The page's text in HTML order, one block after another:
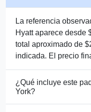
La referencia
Hyatt aparece desde
total aproximado de
indicada. El precio
¿Qué incluye este
York?